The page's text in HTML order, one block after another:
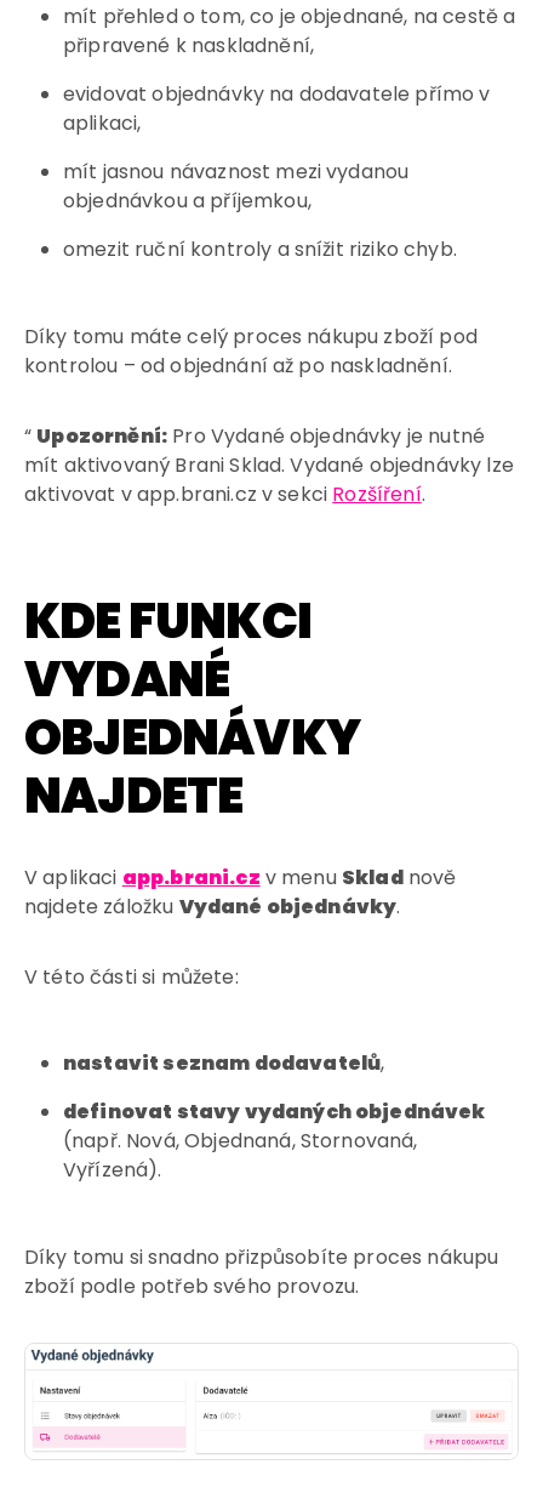
mít přehled o tom, co je objednané, na cestě a
připravené k naskladnění,
evidovat objednávky na dodavatele přímo v
aplikaci,
mít jasnou návaznost mezi vydanou
objednávkou a příjemkou,
omezit ruční kontroly a snížit riziko chyb.
Díky tomu máte celý proces nákupu zboží pod
kontrolou – od objednání až po naskladnění.
“ Upozornění: Pro Vydané objednávky je nutné
mít aktivovaný Brani Sklad. Vydané objednávky lze
aktivovat v app.brani.cz v sekci Rozšíření.
KDE FUNKCI
VYDANÉ
OBJEDNÁVKY
NAJDETE
V aplikaci app.brani.cz v menu Skladnově
najdete záložku Vydané objednávky.
V této části si můžete:
nastavit seznam dodavatelů,
definovat stavy vydaných objednávek
(např. Nová, Objednaná, Stornovaná,
Vyřízená).
Díky tomu si snadno přizpůsobíte proces nákupu
zboží podle potřeb svého provozu.